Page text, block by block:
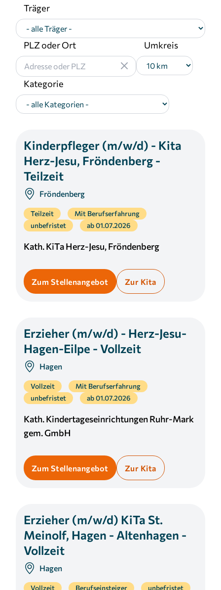
Träger
PLZ oder Ort Umkreis
Kategorie
Kinderpfleger (m/w/d) - Kita
Herz-Jesu, Fröndenberg -
Teilzeit
Fröndenberg
Teilzeit
Mit Berufserfahrung
unbefristet
ab 01.07.2026
Kath. KiTa Herz-Jesu, Fröndenberg
Zum Stellenangebot Zur Kita
Erzieher (m/w/d) - Herz-Jesu-
Hagen-Eilpe - Vollzeit
Hagen
Vollzeit
Mit Berufserfahrung
unbefristet
ab 01.07.2026
Kath. Kindertageseinrichtungen Ruhr-Mark
gem. GmbH
Zum Stellenangebot Zur Kita
Erzieher (m/w/d) KiTa St.
Meinolf, Hagen - Altenhagen -
Vollzeit
Hagen
Vollzeit Berufseinsteiger unbefristet
Facebook Pixel
Name:
_fbp
Anbieter:
Facebook
Zweck:
Anzeigen von personalisierter Werbung und
Auswertung der Leistung von Werbekampagnen.